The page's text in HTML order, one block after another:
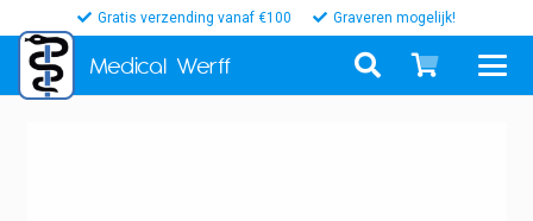
Gratis verzending vanaf €100 Graveren mogelijk!
Medical Werff